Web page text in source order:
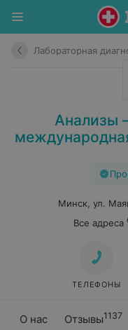
Лабораторная
Анализы
О нас Отзывы1137
Минск, ул.
Все адреса
ТЕЛЕФОНЫ